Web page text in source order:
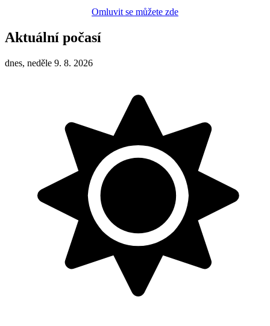
Omluvit se můžete zde
Aktuální počasí
dnes, neděle 9. 8. 2026